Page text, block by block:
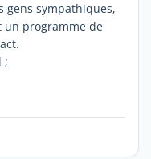
gens sympathiques,
un programme de
;